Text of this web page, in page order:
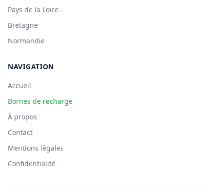
Pays de la Loire
Bretagne
Normandie
NAVIGATION
Accueil
Bornes de recharge
À propos
Contact
Mentions légales
Confidentialité